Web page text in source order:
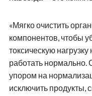
«Мягко очистить
компонентов, чтобы
токсическую
работать нормально.
упором на
исключить продукты,